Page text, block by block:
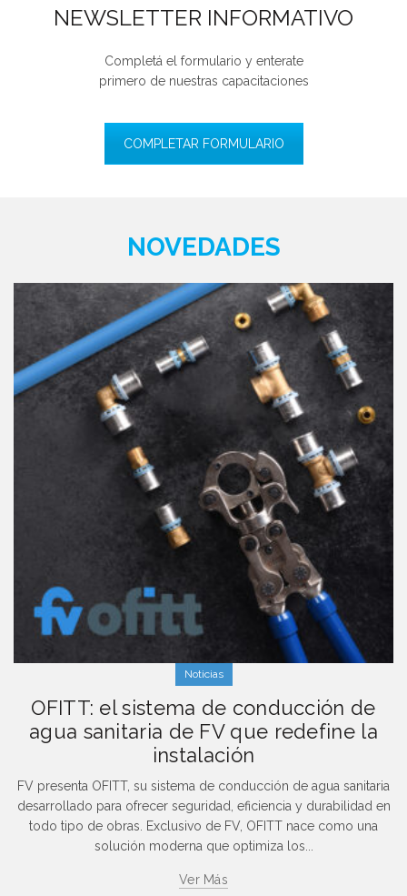
NEWSLETTER INFORMATIVO
Completá el formulario y enterate
primero de nuestras capacitaciones
COMPLETAR FORMULARIO
NOVEDADES
Noticias
OFITT: el sistema de conducción de
agua sanitaria de FV que redefine la
instalación
FV presenta OFITT, su sistema de conducción de agua sanitaria
desarrollado para ofrecer seguridad, eficiencia y durabilidad en
todo tipo de obras. Exclusivo de FV, OFITT nace como una
solución moderna que optimiza los...
Ver Más